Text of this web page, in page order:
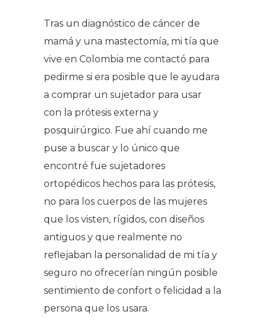
Tras un diagnóstico de cáncer de
mamá y una mastectomía, mi tía que
vive en Colombia me contactó para
pedirme si era posible que le ayudara
a comprar un sujetador para usar
con la prótesis externa y
posquirúrgico. Fue ahí cuando me
puse a buscar y lo único que
encontré fue sujetadores
ortopédicos hechos para las prótesis,
no para los cuerpos de las mujeres
que los visten, rígidos, con diseños
antiguos y que realmente no
reflejaban la personalidad de mi tía y
seguro no ofrecerían ningún posible
sentimiento de confort o felicidad a la
persona que los usara.